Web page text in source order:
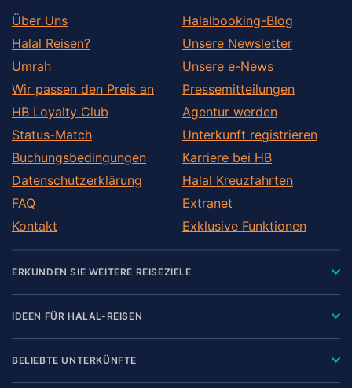
Über Uns
Halal Reisen?
Umrah
Wir passen den Preis an
HB Loyalty Club
Status-Match
Buchungsbedingungen
Datenschutzerklärung
FAQ
Kontakt
Halalbooking-Blog
Unsere Newsletter
Unsere e-News
Pressemitteilungen
Agentur werden
Unterkunft registrieren
Karriere bei HB
Halal Kreuzfahrten
Extranet
Exklusive Funktionen
ERKUNDEN SIE WEITERE REISEZIELE
IDEEN FÜR HALAL-REISEN
BELIEBTE UNTERKÜNFTE